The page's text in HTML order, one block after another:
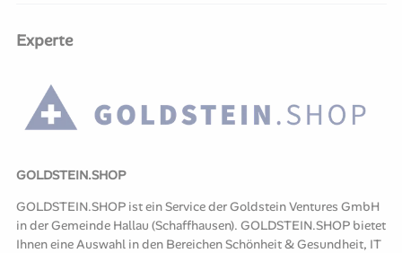
Experte
GOLDSTEIN.SHOP
GOLDSTEIN.SHOP ist ein Service der Goldstein Ventures GmbH
in der Gemeinde Hallau (Schaffhausen). GOLDSTEIN.SHOP bietet
Ihnen eine Auswahl in den Bereichen Schönheit & Gesundheit, IT